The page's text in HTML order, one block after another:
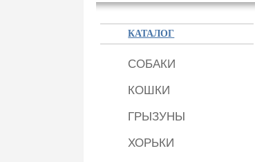
КАТАЛОГ
СОБАКИ
КОШКИ
ГРЫЗУНЫ
ХОРЬКИ